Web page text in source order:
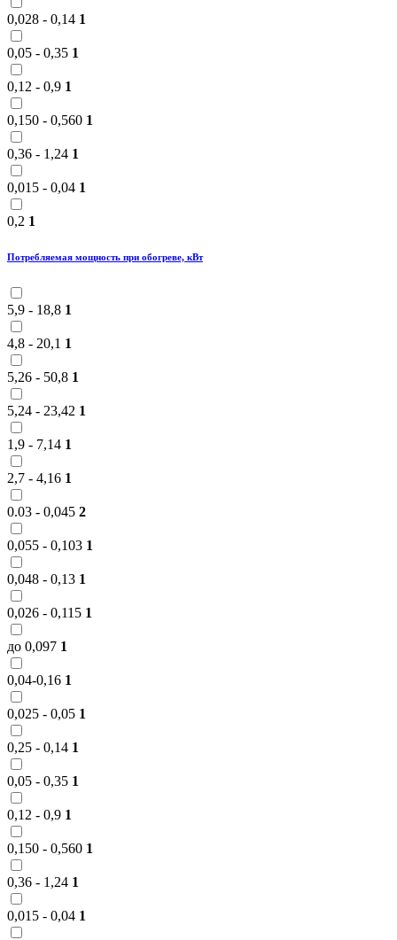
0,028 - 0,14 1
0,05 - 0,35 1
0,12 - 0,9 1
0,150 - 0,560 1
0,36 - 1,24 1
0,015 - 0,04 1
0,2 1
Потребляемая мощность при обогреве, кВт
5,9 - 18,8 1
4,8 - 20,1 1
5,26 - 50,8 1
5,24 - 23,42 1
1,9 - 7,14 1
2,7 - 4,16 1
0.03 - 0,045 2
0,055 - 0,103 1
0,048 - 0,13 1
0,026 - 0,115 1
до 0,097 1
0,04-0,16 1
0,025 - 0,05 1
0,25 - 0,14 1
0,05 - 0,35 1
0,12 - 0,9 1
0,150 - 0,560 1
0,36 - 1,24 1
0,015 - 0,04 1